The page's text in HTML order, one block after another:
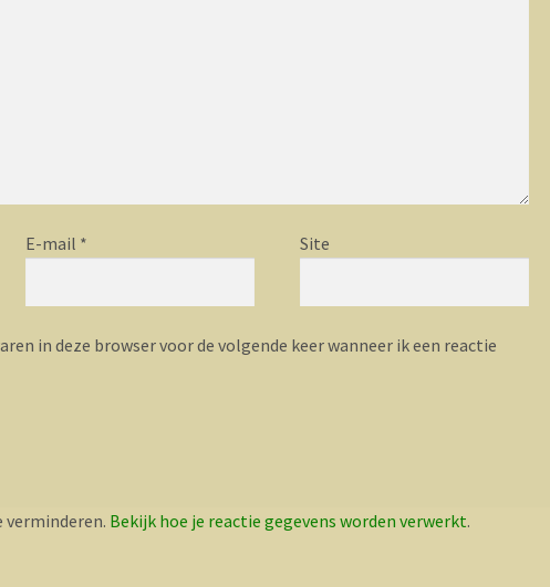
E-mail * Site
in deze browser voor de volgende keer wanneer ik een reactie
Bekijk hoe je reactie gegevens worden verwerkt.